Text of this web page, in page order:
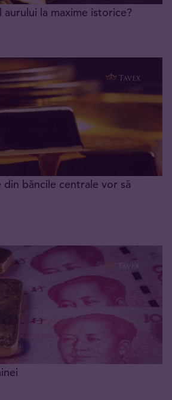
la maxime istorice?
băncile centrale vor să